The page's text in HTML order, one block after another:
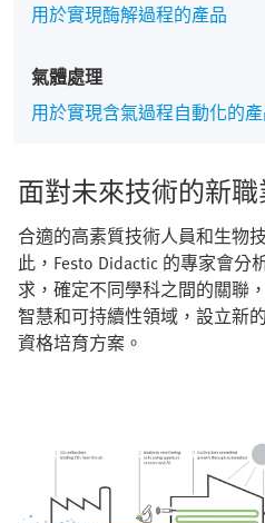
用於實現酶解過程的產品
氣體處理
用於實現含氣過程自動化的
面對未來技術的新
合適的高素質技術人員和生物
此，Festo Didactic 的專家會分
求，確定不同學科之間的關聯
智慧和可持續性領域，設立新
資格培育方案。